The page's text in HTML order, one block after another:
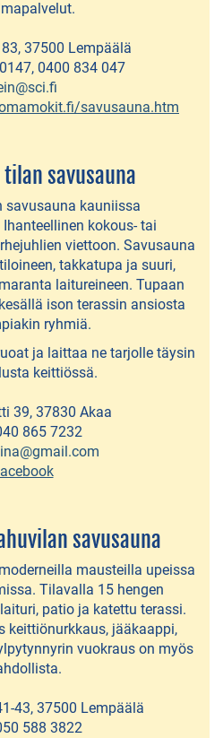
37500 Lempäälä
0400 834 047
savusauna.htm
savusauna
savusauna kauniissa
kokous- tai
viettoon. Savusauna
takkatupa ja suuri,
laitureineen. Tupaan
ison terassin ansiosta
ryhmiä.
ja laittaa ne tarjolle täysin
keittiössä.
39, 37830 Akaa
865 7232
savusauna
mausteilla upeissa
Tilavalla 15 hengen
patio ja katettu terassi.
keittiönurkkaus, jääkaappi,
vuokraus on myös
43, 37500 Lempäälä
588 3822